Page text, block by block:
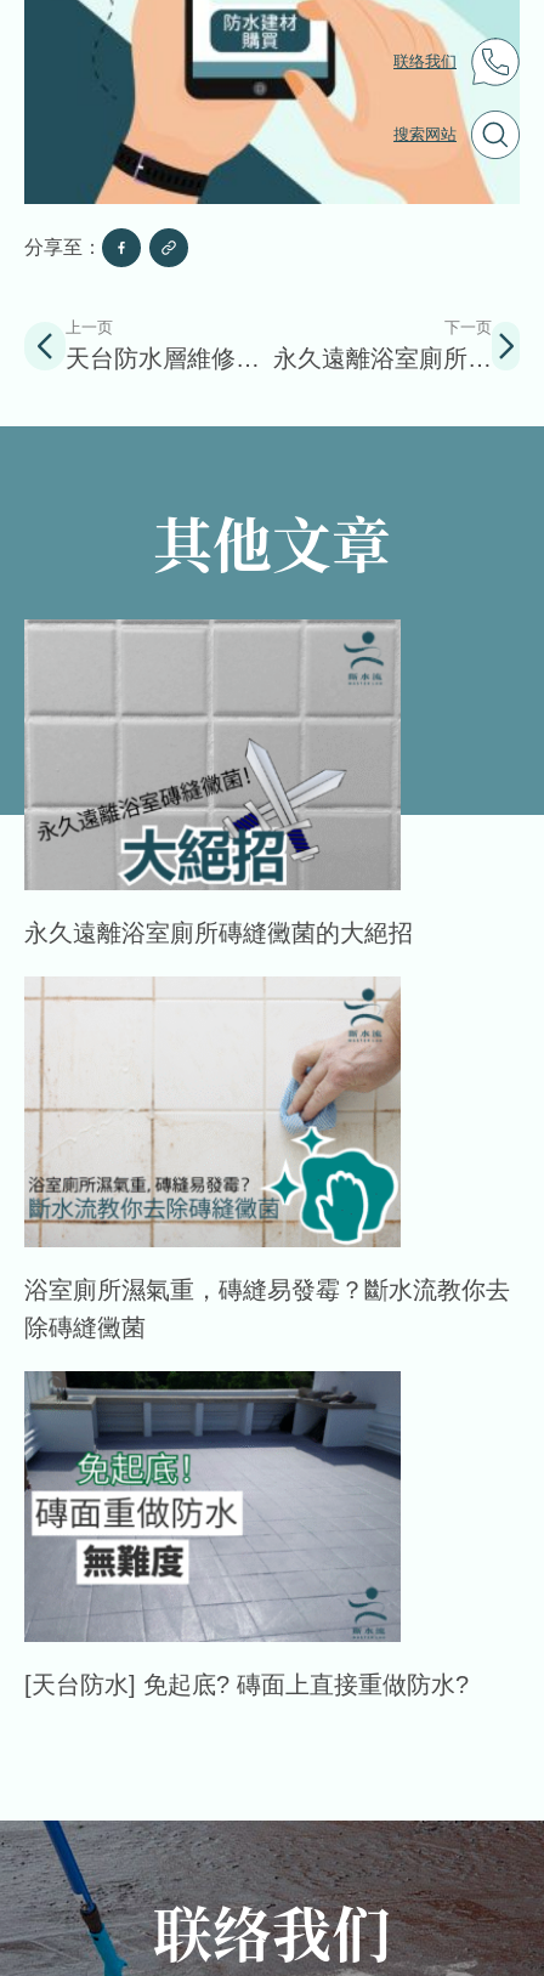
联络我们
搜索网站
分享至：
上一页
天台防水層維修屬
下一页
永久遠離浴室廁所磚
其他文章
永久遠離浴室廁所磚縫黴菌的大絕招
浴室廁所濕氣重，磚縫易發霉？斷水流教你去
除磚縫黴菌
[天台防水] 免起底? 磚面上直接重做防水?
联络我们